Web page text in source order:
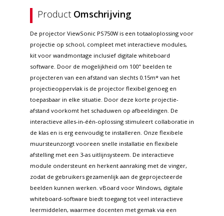
Product Omschrijving
De projector ViewSonic PS750W is een totaaloplossing voor
projectie op school, compleet met interactieve modules,
kit voor wandmontage inclusief digitale whiteboard
software. Door de mogelijkheid om 100" beelden te
projecteren van een afstand van slechts 0.15m* van het
projectieoppervlak is de projector flexibel genoeg en
toepasbaar in elke situatie. Door deze korte projectie-
afstand voorkomt het schaduwen op afbeeldingen. De
interactieve alles-in-één-oplossing stimuleert collaboratie in
de klas en is erg eenvoudig te installeren. Onze flexibele
muursteunzorgt vooreen snelle installatie en flexibele
afstelling met een 3-as uitlijnsysteem. De interactieve
module ondersteunt en herkent aanraking met de vinger,
zodat de gebruikers gezamenlijk aan de geprojecteerde
beelden kunnen werken. vBoard voor Windows, digitale
whiteboard-software biedt toegang tot veel interactieve
leermiddelen, waarmee docenten met gemak via een